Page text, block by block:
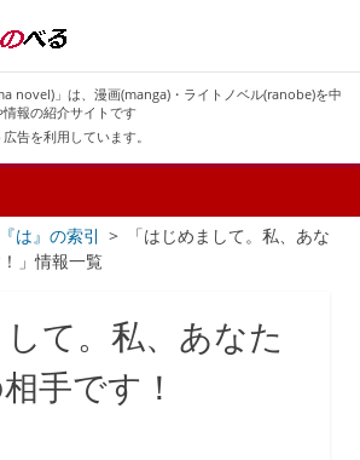
novel)」は、漫画(manga)・ライトノベル(ranobe)を中
報の紹介サイトです
告を利用しています。
『は』の索引
「はじめまして。私、あな
」情報一覧
て。私、あなた
手です！